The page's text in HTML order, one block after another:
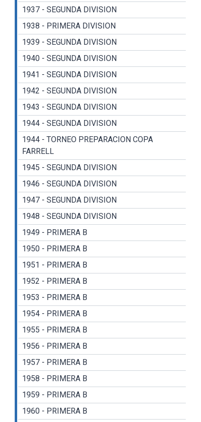
1937 - SEGUNDA DIVISION
1938 - PRIMERA DIVISION
1939 - SEGUNDA DIVISION
1940 - SEGUNDA DIVISION
1941 - SEGUNDA DIVISION
1942 - SEGUNDA DIVISION
1943 - SEGUNDA DIVISION
1944 - SEGUNDA DIVISION
1944 - TORNEO PREPARACION COPA
FARRELL
1945 - SEGUNDA DIVISION
1946 - SEGUNDA DIVISION
1947 - SEGUNDA DIVISION
1948 - SEGUNDA DIVISION
1949 - PRIMERA B
1950 - PRIMERA B
1951 - PRIMERA B
1952 - PRIMERA B
1953 - PRIMERA B
1954 - PRIMERA B
1955 - PRIMERA B
1956 - PRIMERA B
1957 - PRIMERA B
1958 - PRIMERA B
1959 - PRIMERA B
1960 - PRIMERA B